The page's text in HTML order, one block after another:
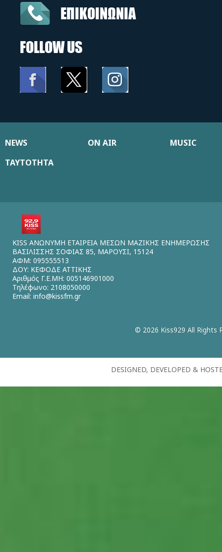
ΕΠΙΚΟΙΝΩΝΙΑ
FOLLOW US
NEWS ON AIR
MUSIC
ΤΑΥΤΟΤΗΤΑ
KISS ΑΝΩΝΥΜΗ ΕΤΑΙΡΕΙΑ ΜΕΣΩΝ ΜΑΖΙΚΗΣ ΕΝΗΜΕΡΩΣΗΣ
ΒΑΣΙΛΙΣΣΗΣ ΣΟΦΙΑΣ 85, ΜΑΡΟΥΣΙ, 15124
ΑΦΜ: 095555513
ΔΟΥ: ΚΕΦΟΔΕ ΑΤΤΙΚΗΣ
Αριθμός Γ.Ε.ΜΗ: 005146901000
Τηλέφωνο: 2108050000
Email: info@kissfm.gr
© 2026 Kiss929 All Rights
DESIGNED, DEVELOPED &